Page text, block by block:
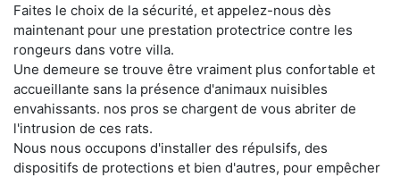
Faites le choix de la sécurité, et appelez-nous dès
maintenant pour une prestation protectrice contre les
rongeurs dans votre villa.
Une demeure se trouve être vraiment plus confortable et
accueillante sans la présence d'animaux nuisibles
envahissants. nos pros se chargent de vous abriter de
l'intrusion de ces rats.
Nous nous occupons d'installer des répulsifs, des
dispositifs de protections et bien d'autres, pour empêcher